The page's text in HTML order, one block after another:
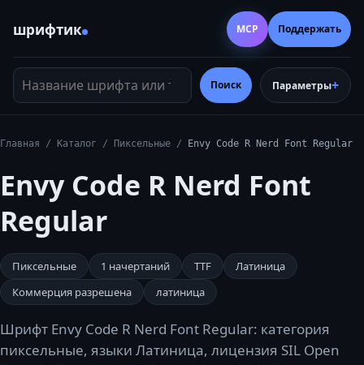
шрифтик
Название шрифта или тег
Поиск Параметры
MCP Поддержать
Главная / Каталог / Пиксельные / Envy Code R Nerd Font Regular
Envy Code R Nerd Font
Regular
Пиксельные 1 начертаний TTF
Латиница
Коммерция разрешена
латиница
Шрифт Envy Code R Nerd Font Regular: категория
пиксельные, языки Латиница, лицензия SIL Open